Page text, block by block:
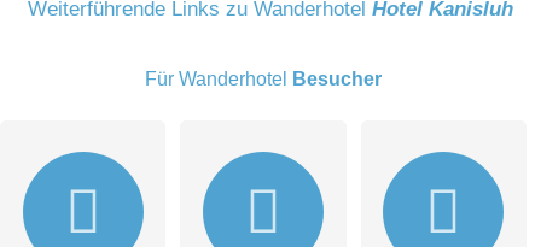
E-Mail-Adresse (wird nicht veröffentlicht)
Weiterführende Links zu Wanderhotel Hotel Kanisluh
Für Wanderhotel Besucher